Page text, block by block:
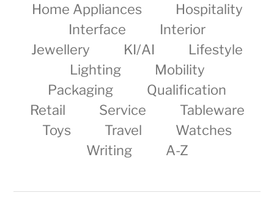
Home Appliances
Hospitality
Interface
Interior
Jewellery
KI/AI
Lifestyle
Lighting
Mobility
Packaging
Qualification
Retail
Service
Tableware
Toys
Travel
Watches
Writing
A-Z